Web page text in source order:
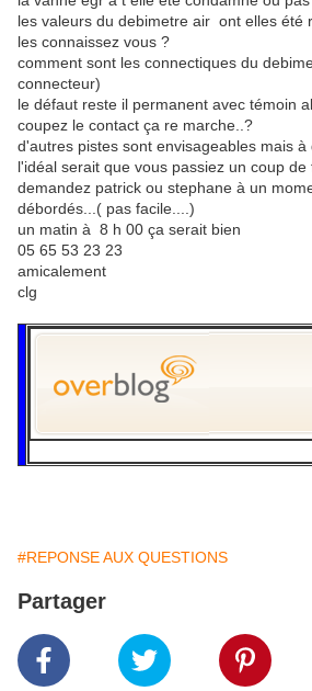
les valeurs du debimetre air ont elles été
les connaissez vous ?
comment sont les connectiques du
connecteur)
le défaut reste il permanent avec témoin
coupez le contact ça re marche..?
d'autres pistes sont envisageables mais à
l'idéal serait que vous passiez un coup de
demandez patrick ou stephane à un
débordés...( pas facile....)
un matin à 8 h 00 ça serait bien
05 65 53 23 23
amicalement
clg
#REPONSE AUX QUESTIONS
Partager